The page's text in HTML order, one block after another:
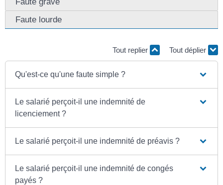
Faute lourde
Tout replier Tout déplier
Qu'est-ce qu'une faute simple ?
Le salarié perçoit-il une indemnité de
licenciement ?
Le salarié perçoit-il une indemnité de préavis ?
Le salarié perçoit-il une indemnité de congés
payés ?